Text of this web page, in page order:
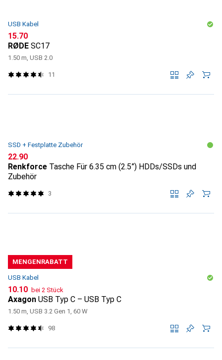
USB Kabel
CHF
15.70
RØDE SC17
1.50 m, USB 2.0
11
SSD + Festplatte Zubehör
CHF
22.90
Renkforce Tasche Für 6.35 cm (2.5”) HDDs/SSDs und
Zubehör
3
MENGENRABATT
USB Kabel
CHF
10.10 bei 2 Stück
Axagon USB Typ C – USB Typ C
1.50 m, USB 3.2 Gen 1, 60 W
98